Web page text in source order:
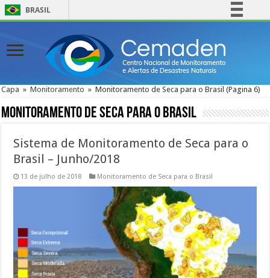
BRASIL
Comunica BR
Participe
Acesso à informação
Canais
Capa » Monitoramento » Monitoramento de Seca para o Brasil (Pagina 6)
Monitoramento de Seca para o Brasil
Sistema de Monitoramento de Seca para o
Brasil – Junho/2018
13 de julho de 2018 Monitoramento de Seca para o Brasil